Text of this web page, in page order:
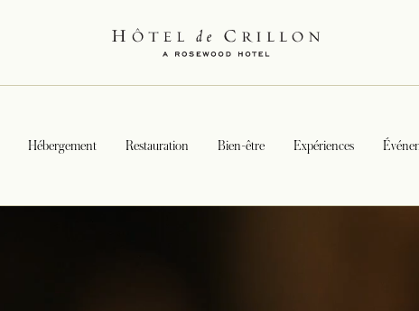
Hébergement Restauration Bien-être Expériences